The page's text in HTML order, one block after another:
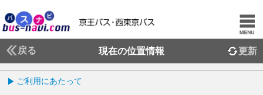
戻る 現在の位置情報 更新
ご利用にあたって